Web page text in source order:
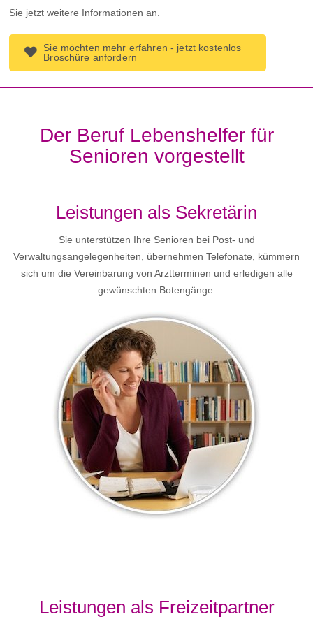
Sie jetzt weitere Informationen an.
Sie möchten mehr erfahren - jetzt kostenlos
Broschüre anfordern
Der Beruf Lebenshelfer für
Senioren vorgestellt
Leistungen als Sekretärin
Sie unterstützen Ihre Senioren bei Post- und
Verwaltungsangelegenheiten, übernehmen Telefonate, kümmern
sich um die Vereinbarung von Arztterminen und erledigen alle
gewünschten Botengänge.
Leistungen als Freizeitpartner